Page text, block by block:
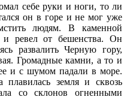
себе руки и ноги, то ли
он в горе и не мог уже
людям. В каменной
ревел от бешенства. Он
развалить Черную гору,
Громадные камни, а то и
и с шумом падали в море.
плавилась земля и сквозь
со склонов огненными